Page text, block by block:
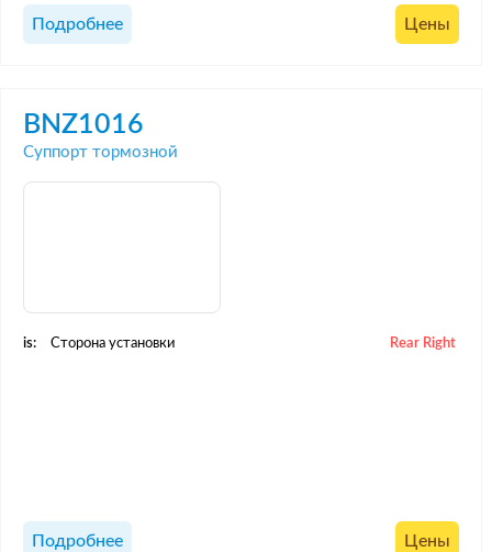
Подробнее Цены
BNZ1016
Суппорт тормозной
is: Сторона установки Rear Right
Подробнее Цены